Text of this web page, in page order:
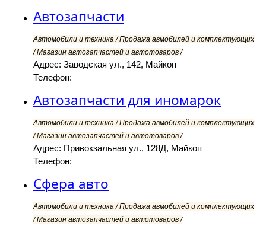
Автозапчасти
Автомобили и техника / Продажа авмобилей и комплектующих
/ Магазин автозапчастей и автотоваров /
Адрес: Заводская ул., 142, Майкоп
Телефон:
Автозапчасти для иномарок
Автомобили и техника / Продажа авмобилей и комплектующих
/ Магазин автозапчастей и автотоваров /
Адрес: Привокзальная ул., 128Д, Майкоп
Телефон:
Сфера авто
Автомобили и техника / Продажа авмобилей и комплектующих
/ Магазин автозапчастей и автотоваров /